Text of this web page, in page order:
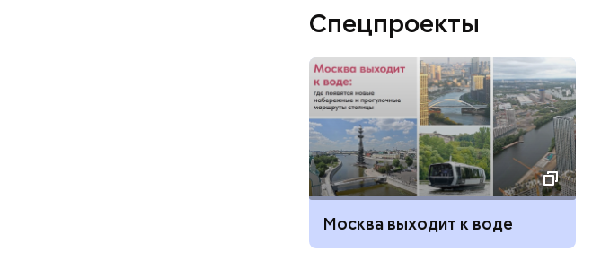
Спецпроекты
Москва выходит к воде